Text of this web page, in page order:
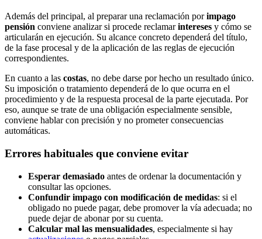
Además del principal, al preparar una reclamación porimpago
pensión conviene analizar si procede reclamarintereses y cómo se
articularán en ejecución. Su alcance concreto dependerá del título,
de la fase procesal y de la aplicación de las reglas de ejecución
correspondientes.
En cuanto a las costas, no debe darse por hecho un resultado único.
Su imposición o tratamiento dependerá de lo que ocurra en el
procedimiento y de la respuesta procesal de la parte ejecutada. Por
eso, aunque se trate de una obligación especialmente sensible,
conviene hablar con precisión y no prometer consecuencias
automáticas.
Errores habituales que conviene evitar
Esperar demasiado antes de ordenar la documentación y
consultar las opciones.
Confundir impago con modificación de medidas: si el
obligado no puede pagar, debe promover la vía adecuada; no
puede dejar de abonar por su cuenta.
Calcular mal las mensualidades, especialmente si hay